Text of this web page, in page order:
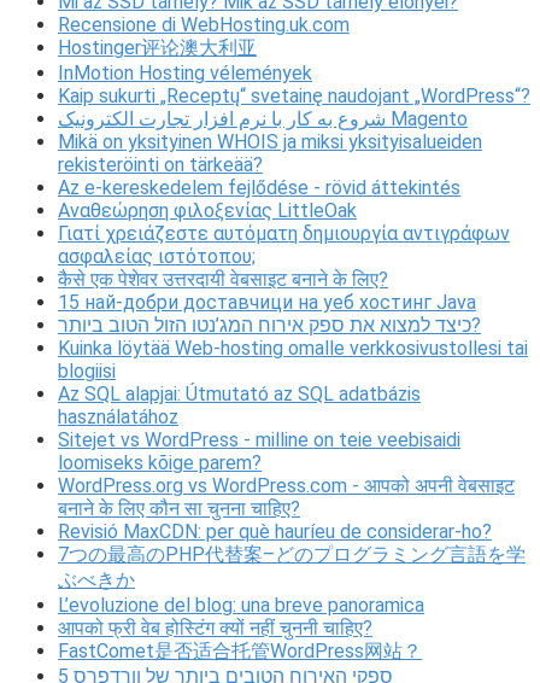
Recensione di WebHosting.uk.com
Hostinger评论澳大利亚
InMotion Hosting vélemények
Kaip sukurti „Receptų“ svetainę naudojant „WordPress“?
شروع به کار با نرم افزار تجارت الکترونیک Magento
Mikä on yksityinen WHOIS ja miksi yksityisalueiden
rekisteröinti on tärkeää?
Az e-kereskedelem fejlődése - rövid áttekintés
Αναθεώρηση φιλοξενίας LittleOak
Γιατί χρειάζεστε αυτόματη δημιουργία αντιγράφων
ασφαλείας ιστότοπου;
कैसे एक पेशेवर उत्तरदायी वेबसाइट बनाने के लिए?
15 най-добри доставчици на уеб хостинг Java
כיצד למצוא את ספק אירוח המג’נטו הזול הטוב ביותר?
Kuinka löytää Web-hosting omalle verkkosivustollesi tai
blogiisi
Az SQL alapjai: Útmutató az SQL adatbázis
használatához
Sitejet vs WordPress - milline on teie veebisaidi
loomiseks kõige parem?
WordPress.org vs WordPress.com - आपको अपनी वेबसाइट
बनाने के लिए कौन सा चुनना चाहिए?
Revisió MaxCDN: per què hauríeu de considerar-ho?
7つの最高のPHP代替案–どのプログラミング言語を学
ぶべきか
L’evoluzione del blog: una breve panoramica
आपको फ्री वेब होस्टिंग क्यों नहीं चुननी चाहिए?
FastComet是否适合托管WordPress网站？
5 ספקי האירוח הטובים ביותר של וורדפרס